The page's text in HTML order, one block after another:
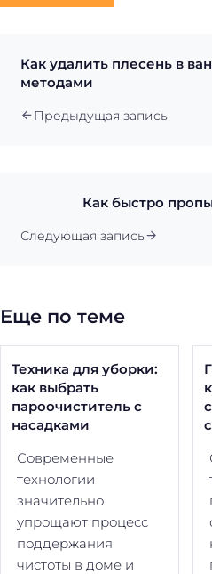
Как удалить плесень в
методами
Предыдущая запись
Как быстро
Следующая запись
Еще по теме
Техника для уборки:
как выбрать
пароочиститель с
насадками
Современные
технологии
значительно
упрощают процесс
поддержания
чистоты в доме и